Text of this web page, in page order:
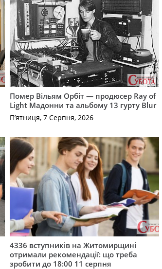
Помер Вільям Орбіт — продюсер Ray of
Light Мадонни та альбому 13 гурту Blur
П’ятниця, 7 Серпня, 2026
4336 вступників на Житомирщині
отримали рекомендації: що треба
зробити до 18:00 11 серпня